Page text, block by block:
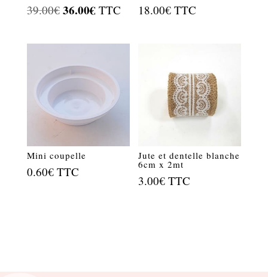
39.00€ Le
initial
39.00€.
36.00€Le
actuel
36.00€.
TTC 18.00€ TTC
Mini coupelle
0.60€ TTC
Jute et dentelle blanche
6cm x 2mt
3.00€ TTC